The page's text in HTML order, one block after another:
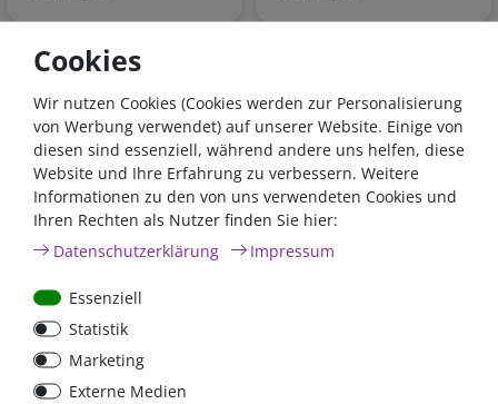
- 22 %
Schutzhülle |
21,50 €* - 22 %
16,71 €*
Wandhalterung
Cookies
Wir nutzen Cookies (Cookies werden zur Personalisierung
von Werbung verwendet) auf unserer Website. Einige von
diesen sind essenziell, während andere uns helfen, diese
Website und Ihre Erfahrung zu verbessern. Weitere
Informationen zu den von uns verwendeten Cookies und
Ihren Rechten als Nutzer finden Sie hier:
Daten­schutz­erklärung
Impressum
Essenziell
Statistik
Marketing
Externe Medien